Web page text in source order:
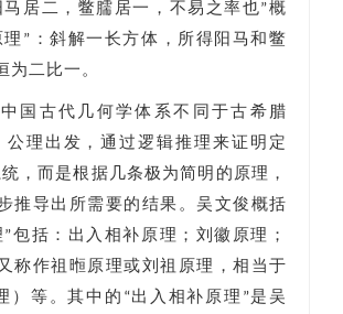
马居二，鳖臑居一，不易之率也”概
理”：斜解一长方体，所得阳马和鳖
为二比一。
国古代几何学体系不同于古希腊
公理出发，通过逻辑推理来证明定
，而是根据几条极为简明的原理，
推导出所需要的结果。吴文俊概括
”包括：出入相补原理；刘徽原理；
称作祖暅原理或刘祖原理，相当于
）等。其中的“出入相补原理”是吴